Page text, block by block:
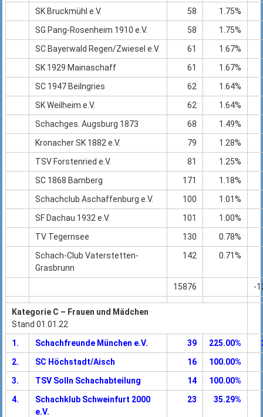
SK Bruckmühl e.V.
58
1.75%
SG Pang-Rosenheim 1910 e.V.
58
1.75%
SC Bayerwald Regen/Zwiesel e.V.
61
1.67%
SK 1929 Mainaschaff
61
1.67%
SC 1947 Beilngries
62
1.64%
SK Weilheim e.V.
62
1.64%
Schachges. Augsburg 1873
68
1.49%
Kronacher SK 1882 e.V.
79
1.28%
TSV Forstenried e.V.
81
1.25%
SC 1868 Bamberg
171
1.18%
Schachclub Aschaffenburg e.V.
100
1.01%
SF Dachau 1932 e.V.
101
1.00%
TV Tegernsee
130
0.78%
Schach-Club Vaterstetten-
Grasbrunn
142 0.71%
15876 -
Kategorie C – Frauen und Mädchen
Stand 01.01.22
1.
Schachfreunde München e.V. 39 225.00%
2.
SC Höchstadt/Aisch 16
100.00%
3.
TSV Solln Schachabteilung 14
100.00%
4.
Schachklub Schweinfurt 2000
e.V.
23 35.29%